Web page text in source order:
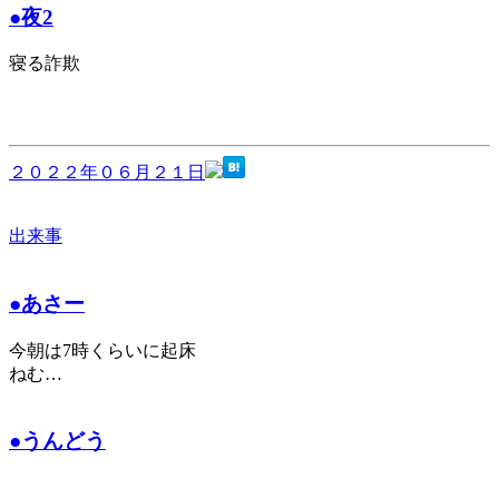
●夜2
寝る詐欺
２０２２年０６月２１日
出来事
●あさー
今朝は7時くらいに起床
ねむ…
●うんどう